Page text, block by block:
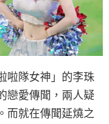
啦隊女神」的李珠
戀愛傳聞，兩人疑
而就在傳聞延燒之